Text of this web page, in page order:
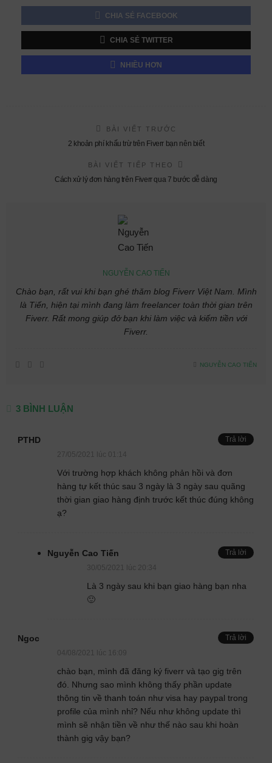
CHIA SẺ FACEBOOK
CHIA SẺ TWITTER
NHIỀU HƠN
BÀI VIẾT TRƯỚC
2 khoản phí khấu trừ trên Fiverr bạn nên biết
BÀI VIẾT TIẾP THEO
Cách xử lý đơn hàng trên Fiverr qua 7 bước dễ dàng
NGUYỄN CAO TIẾN
Chào bạn, rất vui khi bạn ghé thăm blog Fiverr Việt Nam. Mình
là Tiến, hiện tại mình đang làm freelancer toàn thời gian trên
Fiverr. Rất mong giúp đở bạn khi làm việc và kiếm tiền với
Fiverr.
NGUYỄN CAO TIẾN
3 BÌNH LUẬN
PTHD
27/05/2021 lúc 01:14
Với trường hợp khách không phản hồi và đơn
hàng tự kết thúc sau 3 ngày là 3 ngày sau quãng
thời gian giao hàng định trước kết thúc đúng không
ạ?
Trả lời
Nguyễn Cao Tiến
30/05/2021 lúc 20:34
Là 3 ngày sau khi bạn giao hàng bạn nha
🙂
Trả lời
Ngoc
04/08/2021 lúc 16:09
chào bạn, mình đã đăng ký fiverr và tạo gig trên
đó. Nhưng sao mình không thấy phần update
thông tin về thanh toán như visa hay paypal trong
profile của mình nhỉ? Nếu như không update thì
mình sẽ nhận tiền về như thế nào sau khi hoàn
thành gig vậy bạn?
Trả lời